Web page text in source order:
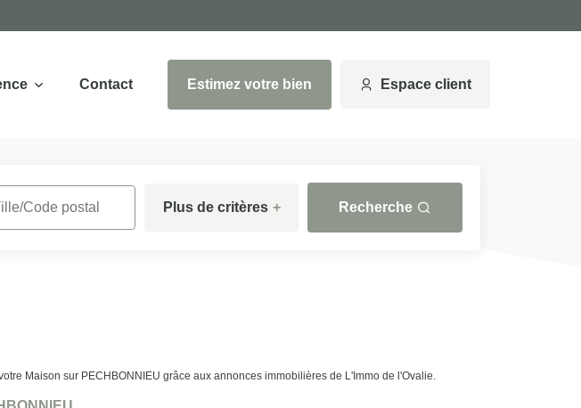
Contact Estimez votre bien Espace client
Plus de critères + Recherche
Maison sur PECHBONNIEU grâce aux annonces immobilières de L'Immo de l'Ovalie.